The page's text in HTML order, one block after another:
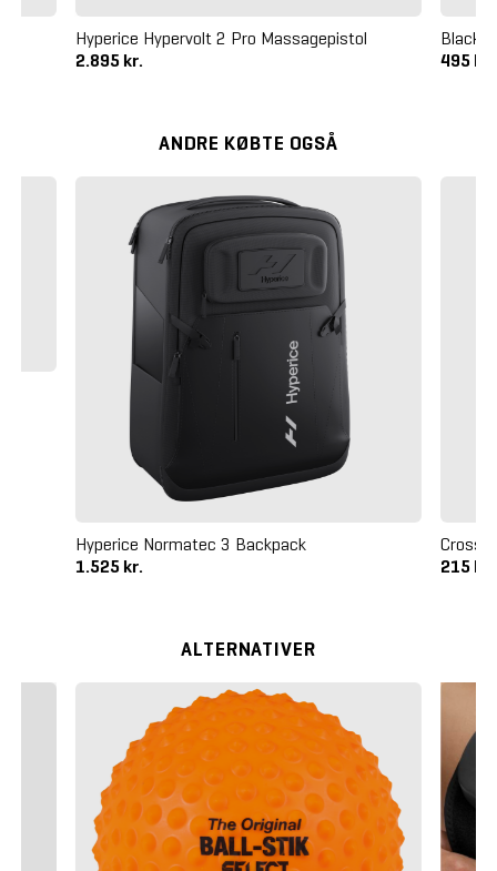
Hyperice Hypervolt 2 Pro Massagepistol
2.895 kr.
495 kr.
ANDRE KØBTE OGSÅ
Hyperice Normatec 3 Backpack
1.525 kr.
215 kr.
ALTERNATIVER